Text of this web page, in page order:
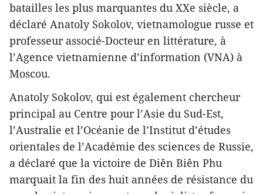
batailles les plus marquantes du XXe siècle, a
déclaré Anatoly Sokolov, vietnamologue russe et
professeur associé-Docteur en littérature, à
l’Agence vietnamienne d’information (VNA) à
Moscou.
Anatoly Sokolov, qui est également chercheur
principal au Centre pour l’Asie du Sud-Est,
l’Australie et l’Océanie de l’Institut d’études
orientales de l’Académie des sciences de Russie,
a déclaré que la victoire de Diên Biên Phu
marquait la fin des huit années de résistance du